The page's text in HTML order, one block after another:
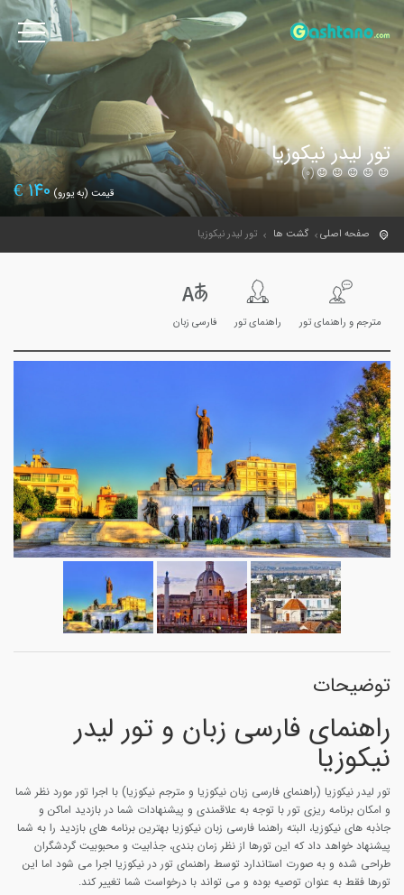
تور لیدر نیکوزیا
(0)
قیمت (به یورو) 140
€
صفحه اصلی گشت ها تور لیدر نیکوزیا
مترجم و راهنمای تور راهنمای تور فارسی زبان
توضیحات
راهنمای فارسی زبان و تور لیدر
نیکوزیا
تور لیدر نیکوزیا (راهنمای فارسی زبان نیکوزیا و مترجم نیکوزیا) با اجرا تور مورد نظر شما
و امکان برنامه ریزی تور با توجه به علاقمندی و پیشنهادات شما در بازدید اماکن و
جاذبه های نیکوزیا، البته راهنما فارسی زبان نیکوزیا بهترین برنامه های بازدید را به شما
پیشنهاد خواهد داد که این تورها از نظر زمان بندی، جذابیت و محبوبیت گردشگران
طراحی شده و به صورت استاندارد توسط راهنمای تور در نیکوزیا اجرا می شود اما این
تورها فقط به عنوان توصیه بوده و می تواند با درخواست شما تغییر کند.